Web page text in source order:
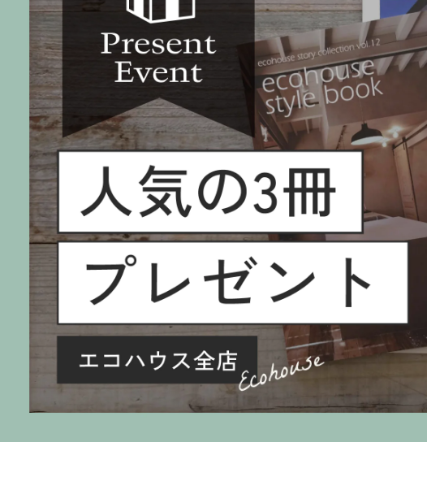
安心の住宅性能
Warranty
アフターフォロー・保証
Q＆A
よくあるご質問